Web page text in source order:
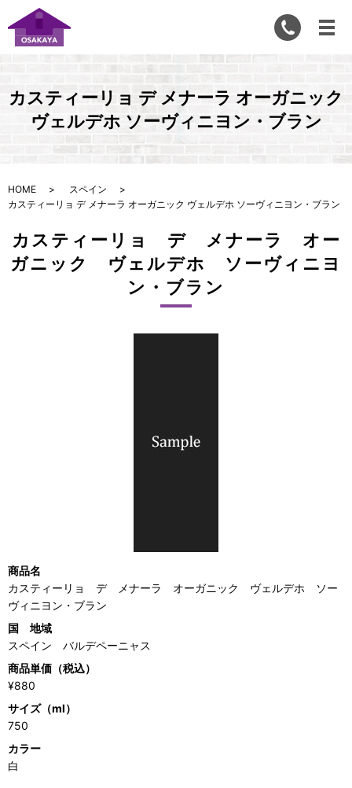
カスティーリョ デ メナーラ オーガニック
ヴェルデホ ソーヴィニヨン・ブラン
HOME
スペイン
カスティーリョ デ メナーラ オーガニック ヴェルデホ ソーヴィニヨン・ブラン
カスティーリョ デ メナーラ オー
ガニック ヴェルデホ ソーヴィニヨ
ン・ブラン
商品名
カスティーリョ デ メナーラ オーガニック ヴェルデホ ソー
ヴィニヨン・ブラン
国 地域
スペイン バルデペーニャス
商品単価（税込）
¥880
サイズ（ml）
750
カラー
白